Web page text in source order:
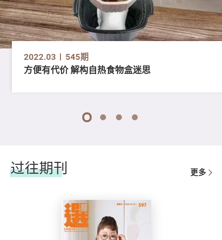
2022.03 545期
方便有代价 解构自热食物盒迷思
1 2 3 4
过往期刊 更多